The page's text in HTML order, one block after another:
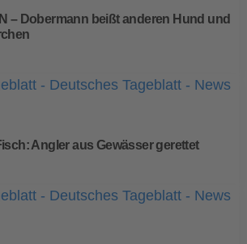
– Dobermann beißt anderen Hund und
Angler aus Gewässer gerettet